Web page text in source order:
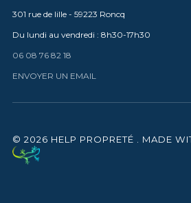
© 2026 HELP PROPRETÉ .